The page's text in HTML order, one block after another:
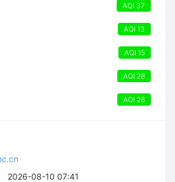
2026-08-10 07:41
AQI 37
AQI 13
AQI 15
AQI 28
AQI 28